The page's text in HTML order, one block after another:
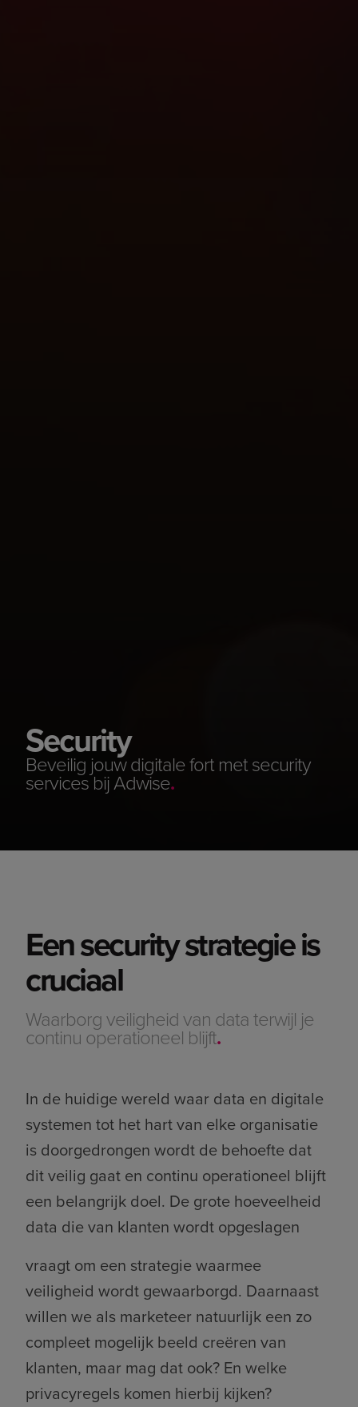
Security
Beveilig jouw digitale fort met security
services bij Adwise.
Een security strategie is
cruciaal
Waarborg veiligheid van data terwijl je
continu operationeel blijft.
In de huidige wereld waar data en digitale
systemen tot het hart van elke organisatie
is doorgedrongen wordt de behoefte dat
dit veilig gaat en continu operationeel blijft
een belangrijk doel. De grote hoeveelheid
data die van klanten wordt opgeslagen
vraagt om een strategie waarmee
veiligheid wordt gewaarborgd. Daarnaast
willen we als marketeer natuurlijk een zo
compleet mogelijk beeld creëren van
klanten, maar mag dat ook? En welke
privacyregels komen hierbij kijken?